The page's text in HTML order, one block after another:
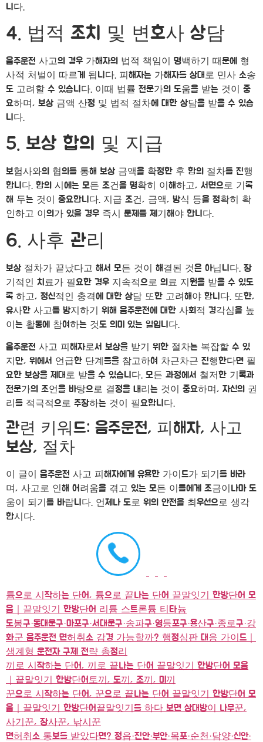
니다.
4. 법적 조치 및 변호사 상담
음주운전 사고의 경우 가해자의 법적 책임이 명백하기 때문에 형
사적 처벌이 따르게 됩니다. 피해자는 가해자를 상대로 민사 소송
도 고려할 수 있습니다. 이때 법률 전문가의 도움을 받는 것이 중
요하며, 보상 금액 산정 및 법적 절차에 대한 상담을 받을 수 있습
니다.
5. 보상 합의 및 지급
보험사와의 협의를 통해 보상 금액을 확정한 후 합의 절차를 진행
합니다. 합의 시에는 모든 조건을 명확히 이해하고, 서면으로 기록
해 두는 것이 중요합니다. 지급 조건, 금액, 방식 등을 정확히 확
인하고 이의가 있을 경우 즉시 문제를 제기해야 합니다.
6. 사후 관리
보상 절차가 끝났다고 해서 모든 것이 해결된 것은 아닙니다. 장
기적인 치료가 필요한 경우 지속적으로 의료 지원을 받을 수 있도
록 하고, 정신적인 충격에 대한 상담 또한 고려해야 합니다. 또한,
유사한 사고를 방지하기 위해 음주운전에 대한 사회적 경각심을 높
이는 활동에 참여하는 것도 의미 있는 일입니다.
음주운전 사고 피해자로서 보상을 받기 위한 절차는 복잡할 수 있
지만, 위에서 언급한 단계들을 참고하여 차근차근 진행한다면 필
요한 보상을 제대로 받을 수 있습니다. 모든 과정에서 철저한 기록과
전문가의 조언을 바탕으로 결정을 내리는 것이 중요하며, 자신의 권
리를 적극적으로 주장하는 것이 필요합니다.
관련 키워드: 음주운전, 피해자, 사고
보상, 절차
이 글이 음주운전 사고 피해자에게 유용한 가이드가 되기를 바라
며, 사고로 인해 어려움을 겪고 있는 모든 이들에게 조금이나마 도
움이 되기를 바랍니다. 언제나 도로 위의 안전을 최우선으로 생각
합시다.
튬으로 시작하는 단어, 튬으로 끝나는 단어 끝말잇기 한방단어 모
음｜끝말잇기 한방단어 리튬 스트론튬 티타늄
도봉구·동대문구·마포구·서대문구·송파구·영등포구·용산구·종로구·강
화군 음주운전 면허취소 감경 가능할까? 행정심판 대응 가이드｜
생계형 운전자 구제 전략 총정리
끼로 시작하는 단어, 끼로 끝나는 단어 끝말잇기 한방단어 모음
｜끝말잇기 한방단어토끼, 도끼, 조끼, 미끼
꾼으로 시작하는 단어, 꾼으로 끝나는 단어 끝말잇기 한방단어 모
음｜끝말잇기 한방단어끝말잇기를 하다 보면 상대방이 나무꾼,
사기꾼, 장사꾼, 낚시꾼
면허취소 통보를 받았다면? 정읍·진안·부안·목포·순천·담양·신안·